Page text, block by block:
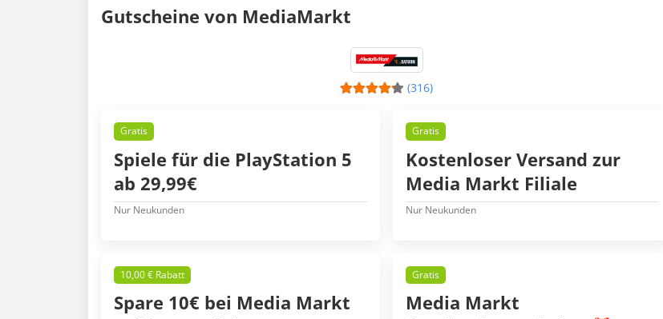
Gutscheine von MediaMarkt
(316)
Gratis
Spiele für die PlayStation 5
ab 29,99€
Nur Neukunden
Gratis
Kostenloser Versand zur
Media Markt Filiale
Nur Neukunden
10,00 € Rabatt
Spare 10€ bei Media Markt
Gratis
Media Markt